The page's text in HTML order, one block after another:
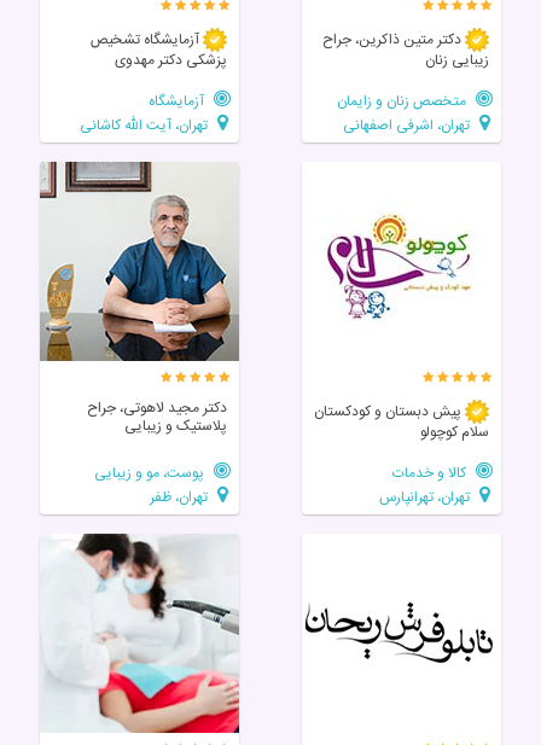
دکتر متین ذاکرین، جراح
زیبایی زنان
متخصص زنان و زایمان
تهران، اشرفی اصفهانی
آزمایشگاه تشخیص
پزشکی دکتر مهدوی
آزمایشگاه
تهران، آیت الله کاشانی
پیش دبستان و کودکستان
سلام کوچولو
کالا و خدمات
تهران، تهرانپارس
دکتر مجید لاهوتی، جراح
پلاستیک و زیبایی
پوست، مو و زیبایی
تهران، ظفر